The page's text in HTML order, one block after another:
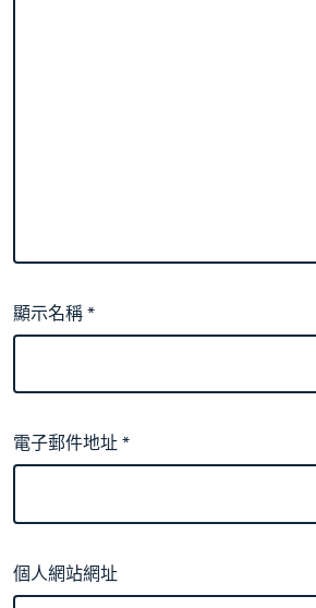
顯示名稱*
電子郵件地址*
個人網站網址